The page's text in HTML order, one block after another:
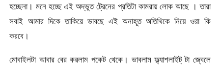
হচ্ছেনা। মনে হচ্ছে এই অদ্ভুত ট্রেনের প্রতিটা কামরায় লোক আছে । তারা
সবাই আমার দিকে তাকিয়ে ভাবছে এই অনাহূত অতিথিকে নিয়ে ওরা কি
করবে।
মোবাইলটা আবার বের করলাম পকেট থেকে। ভাবলাম ফ্ল্যাশলাইট্ টা জ্বেলে